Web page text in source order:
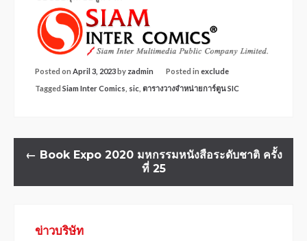
Posted on April 3, 2023by zadmin Posted in exclude
Tagged Siam Inter Comics sic ตารางวางจำหน่ายการ์ตูน SIC
← Book Expo 2020 มหกรรมหนังสือระดับชาติ ครั้ง
ที่ 25
ข่าวบริษัท